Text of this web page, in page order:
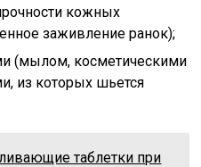
кожных
заживление ранок);
(мылом, косметическими
из которых шьется
таблетки при